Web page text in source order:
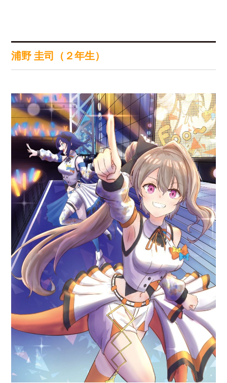
浦野 圭司（２年生）